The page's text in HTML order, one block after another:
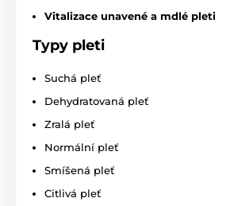
Vitalizace unavené a mdlé pleti
Typy pleti
Suchá pleť
Dehydratovaná pleť
Zralá pleť
Normální pleť
Smíšená pleť
Citlivá pleť